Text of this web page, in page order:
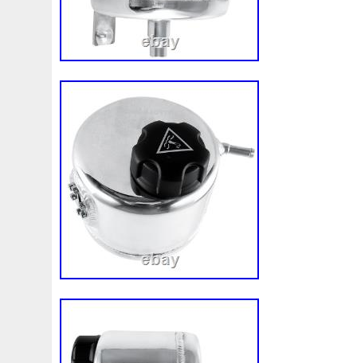
seront pas acceptés pour les pièces
protection adéquate ou ayant subi des
d’un mauvais emballage lors du
produit ne doit pas avoir été monté sur
manipulé. Dans le cas où notre service
des anomalies, des dommages, des
ou des altérations, son retour ne sera
INFORMATIONS IMPORTANTES SUR
100 % fonctionnel – Prêt à installer.
en parfait état. Non manipulé et non
campagnes de rappel du fabricant.
connecteurs, le boîtier et les fixations
Certifié : jamais déployé auparavant,
réglementation sur le transport de
dangereuses. Expédition sécurisée,
necesitas saber si esta pieza es válida
to know whether this part is compatible
can send us your vehicle’s VIN number.